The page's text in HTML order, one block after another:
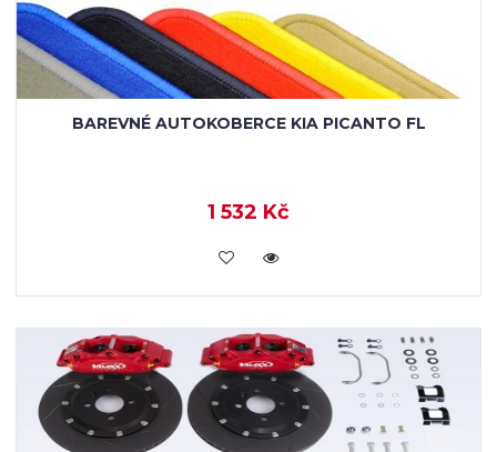
BAREVNÉ AUTOKOBERCE KIA PICANTO FL
1 532 Kč
KOUPIT